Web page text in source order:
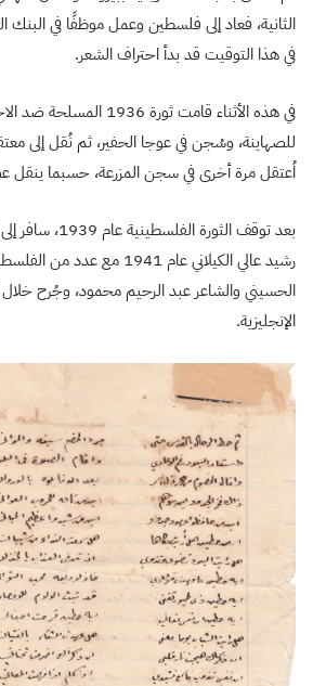
الثانية، فعاد إلى فلسطين وعمل موظفًا في البنك
في هذا التوقيت قد بدأ احتراف الشعر.
في هذه الأثناء قامت ثورة
للصهاينة، وسُجن في عوجا الحفير، ثم نُقل إلى
اُعتقل مرة أخرى في سجن المزرعة، حسبما ينقل
بعد توقف الثورة
رشيد عالي الكيلاني عام 1941
الحسيني والشاعر عبد الرحيم محمود، وجُرح
الإنجليزية.